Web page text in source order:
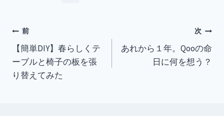
投
稿
ナ
前
【簡単DIY】春らしくテ
ーブルと椅子の板を張
り替えてみた
次
あれから１年。Qooの命
日に何を想う？